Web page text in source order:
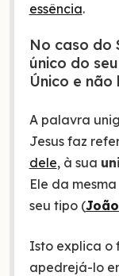
essência.
No caso do
único do
Único e
A palavra
Jesus faz
dele, à sua
Ele da
seu tipo (
Isto explica o
apedrejá-lo